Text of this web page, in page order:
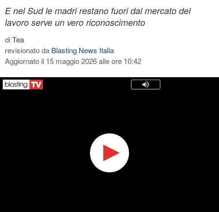
E nel Sud le madri restano fuori dal mercato del
lavoro serve un vero riconoscimento
diTea
revisionato da Blasting News Italia
Aggiornato il 15 maggio 2026 alle ore 10:42